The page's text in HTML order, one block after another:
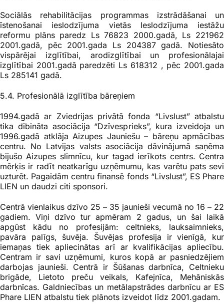
Sociālās rehabilitācijas programmas izstrādāšanai un
īstenošanai ieslodzījuma vietās Ieslodzījuma iestāžu
reformu plāns paredz Ls 76823 2000.gadā, Ls 221962
2001.gadā, pēc 2001.gada Ls 204387 gadā. Notiesāto
vispārējai izglītībai, arodizglītībai un profesionālajai
izglītībai 2001.gadā paredzēti Ls 618312 , pēc 2001.gada
Ls 285141 gadā.
5.4. Profesionālā izglītība bāreņiem
1994.gadā ar Zviedrijas privātā fonda “Livslust” atbalstu
tika dibināta asociācija “Dzīvesprieks”, kura izveidoja un
1996.gadā atklāja Aizupes Jauniešu – bāreņu apmācības
centru. No Latvijas valsts asociācija dāvinājumā saņēma
bijušo Aizupes slimnīcu, kur tagad ierīkots centrs. Centra
mērķis ir radīt neatkarīgu uzņēmumu, kas varētu pats sevi
uzturēt. Pagaidām centru finansē fonds “Livslust”, ES Phare
LIEN un daudzi citi sponsori.
Centrā vienlaikus dzīvo 25 – 35 jaunieši vecumā no 16 – 22
gadiem. Viņi dzīvo tur apmēram 2 gadus, un šai laikā
apgūst kādu no profesijām: celtnieks, lauksaimnieks,
pavāra palīgs, šuvēja. Šuvējas profesija ir vienīgā, kur
iemaņas tiek apliecinātas arī ar kvalifikācijas apliecību.
Centram ir savi uzņēmumi, kuros kopā ar pasniedzējiem
darbojas jaunieši. Centrā ir Šūšanas darbnīca, Celtnieku
brigāde, Lietoto preču veikals, Kafejnīca, Mehāniskās
darbnīcas. Galdniecības un metālapstrādes darbnīcu ar ES
Phare LIEN atbalstu tiek plānots izveidot līdz 2001.gadam.